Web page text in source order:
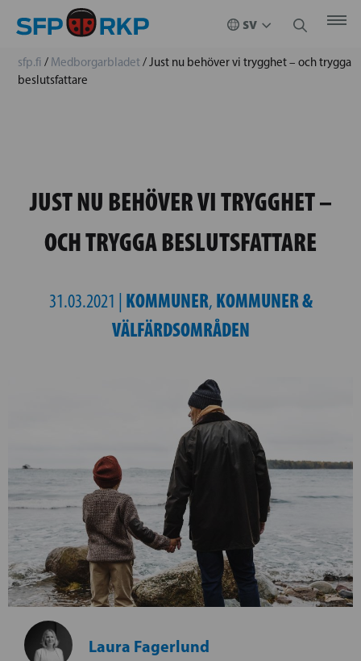
sfp.fi / Medborgarbladet/Just nu behöver vi trygghet – och trygga
beslutsfattare
JUST NU BEHÖVER VI TRYGGHET –
OCH TRYGGA BESLUTSFATTARE
31.03.2021 | KOMMUNER, KOMMUNER &
VÄLFÄRDSOMRÅDEN
Laura Fagerlund